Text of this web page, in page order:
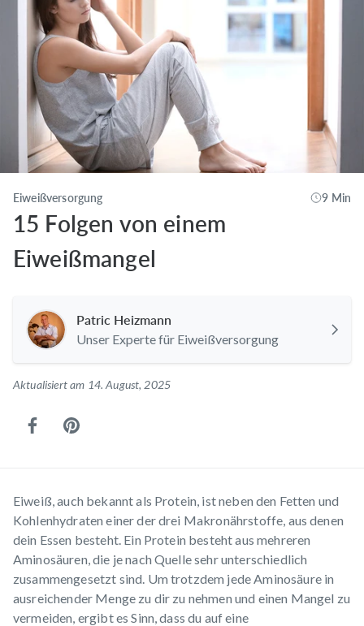
Eiweißversorgung 9 Min
15 Folgen von einem
Eiweißmangel
Patric Heizmann
Unser Experte für Eiweißversorgung
Aktualisiert am 14. August, 2025
Eiweiß, auch bekannt als Protein, ist neben den Fetten und
Kohlenhydraten einer der drei Makronährstoffe, aus denen
dein Essen besteht. Ein Protein besteht aus mehreren
Aminosäuren, die je nach Quelle sehr unterschiedlich
zusammengesetzt sind. Um trotzdem jede Aminosäure in
ausreichender Menge zu dir zu nehmen und einen Mangel zu
vermeiden, ergibt es Sinn, dass du auf eine